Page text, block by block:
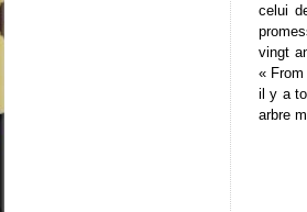
celui
vingt
«
il y a
arbre